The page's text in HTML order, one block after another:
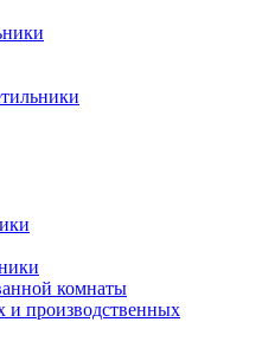
комнаты
и производственных